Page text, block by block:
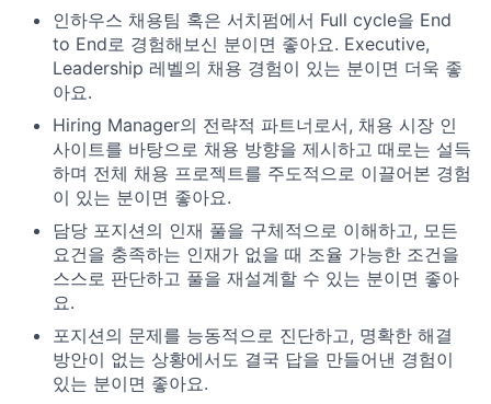
인하우스 채용팀 혹은 서치펌에서 Full cycle을 End
to End로 경험해보신 분이면 좋아요. Executive,
Leadership 레벨의 채용 경험이 있는 분이면 더욱 좋
아요.
Hiring Manager의 전략적 파트너로서, 채용 시장 인
사이트를 바탕으로 채용 방향을 제시하고 때로는 설득
하며 전체 채용 프로젝트를 주도적으로 이끌어본 경험
이 있는 분이면 좋아요.
담당 포지션의 인재 풀을 구체적으로 이해하고, 모든
요건을 충족하는 인재가 없을 때 조율 가능한 조건을
스스로 판단하고 풀을 재설계할 수 있는 분이면 좋아
요.
포지션의 문제를 능동적으로 진단하고, 명확한 해결
방안이 없는 상황에서도 결국 답을 만들어낸 경험이
있는 분이면 좋아요.